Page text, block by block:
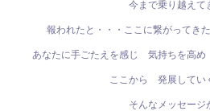
今まで乗り越えて
報われたと・・・ここに繋がってき
あなたに手ごたえを感じ 気持ちを高
ここから 発展してい
そんなメッセージ